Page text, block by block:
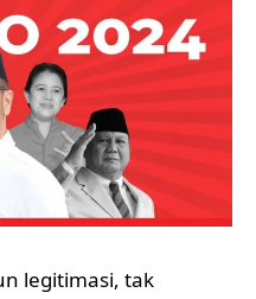
legitimasi, tak